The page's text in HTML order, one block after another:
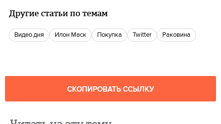
Другие статьи по темам
видео дня Илон Маск Покупка Twitter Раковина
СКОПИРОВАТЬ ССЫЛКУ